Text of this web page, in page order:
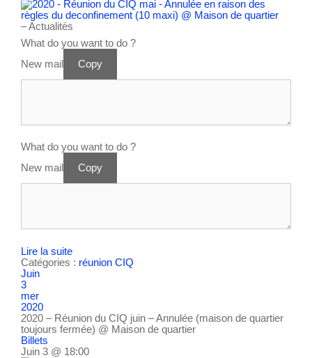
– Actualités
What do you want to do ?
New mail
Copy
What do you want to do ?
New mail
Copy
Lire la suite
Catégories : réunion CIQ
Juin
3
mer
2020
2020 – Réunion du CIQ juin – Annulée (maison de quartier
toujours fermée) @ Maison de quartier
Billets
Juin 3 @ 18:00